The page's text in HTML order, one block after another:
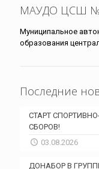
МАУДО ЦСШ
Муниципальное
образования
Последние
СТАРТ
СБОРОВ!
03.08.2026
ДОНАБОР В